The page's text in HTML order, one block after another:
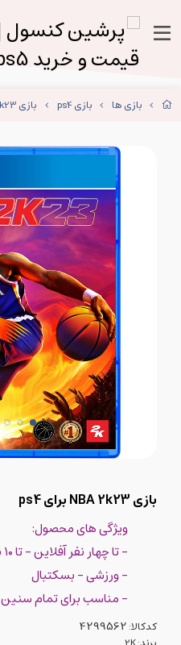
بازی ها بازی ps4 بازی NBA 2k23 برای ps4
بازی NBA 2k23 برای ps4
ویژگی های محصول:
- تا چهار نفر آفلاین - تا ۱۰ نفر آنلاین
- ورزشی - بسکتبال
- مناسب برای تمام سنین
کدکالا: